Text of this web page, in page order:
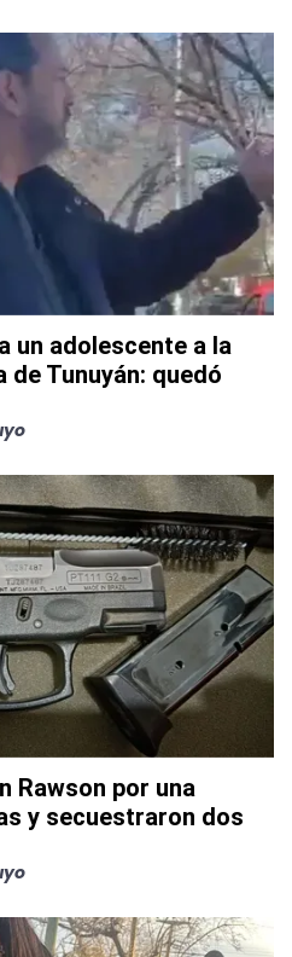
un adolescente a la
de Tunuyán: quedó
Rawson por una
y secuestraron dos